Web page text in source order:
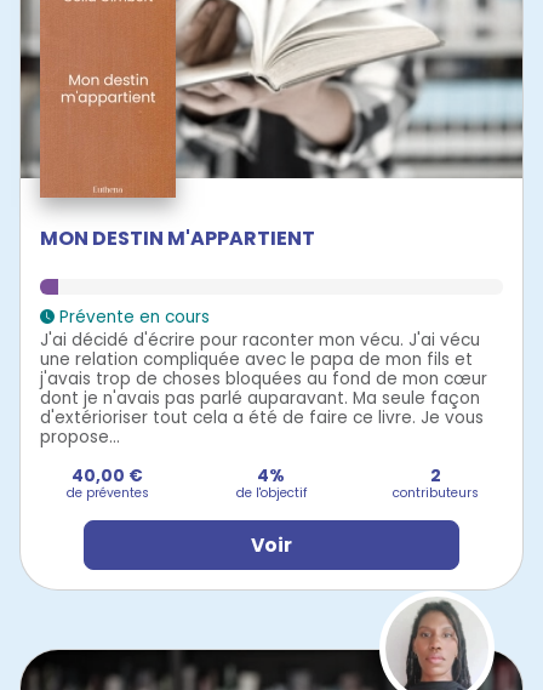
MON DESTIN M'APPARTIENT
Prévente en cours
J'ai décidé d'écrire pour raconter mon vécu. J'ai vécu
une relation compliquée avec le papa de mon fils et
j'avais trop de choses bloquées au fond de mon cœur
dont je n'avais pas parlé auparavant. Ma seule façon
d'extérioriser tout cela a été de faire ce livre. Je vous
propose...
40,00 €
de préventes
4%
de l'objectif
2
contributeurs
Voir